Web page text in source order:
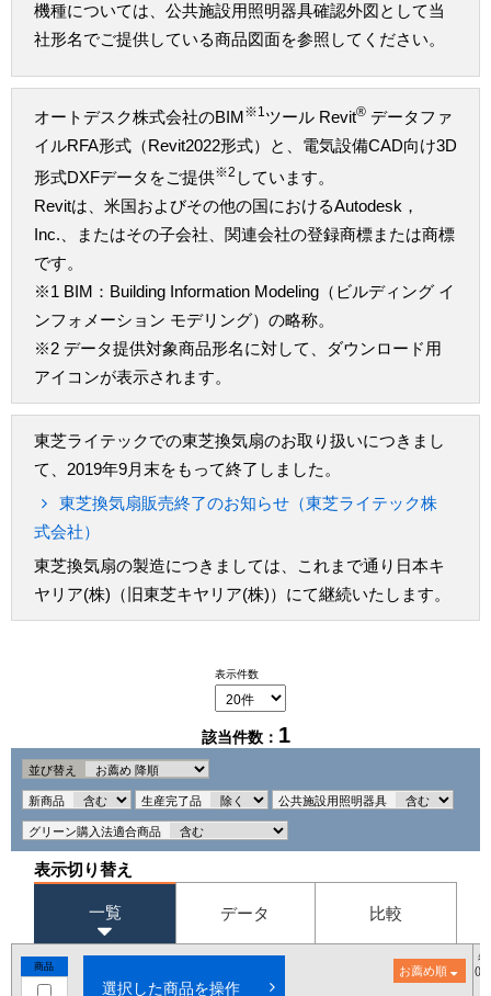
機種については、公共施設用照明器具確認外図として当
社形名でご提供している商品図面を参照してください。
オートデスク株式会社のBIM※1 ツール Revit® データファ
イルRFA形式（Revit2022形式）と、電気設備CAD向け3D
形式DXFデータをご提供※2 しています。
Revitは、米国およびその他の国におけるAutodesk，
Inc.、またはその子会社、関連会社の登録商標または商標
です。
※1 BIM：Building Information Modeling（ビルディング イ
ンフォメーション モデリング）の略称。
※2 データ提供対象商品形名に対して、ダウンロード用
アイコンが表示されます。
東芝ライテックでの東芝換気扇のお取り扱いにつきまし
て、2019年9月末をもって終了しました。
東芝換気扇販売終了のお知らせ（東芝ライテック株
式会社）
東芝換気扇の製造につきましては、これまで通り日本キ
ヤリア(株)（旧東芝キヤリア(株)）にて継続いたします。
表示件数
該当件数： 1
並び替え
新商品 生産完了品 公共施設用照明器具
グリーン購入法適合商品
表示切り替え
一覧 データ 比較
商品
選択した商品を操作
お薦め順
希
()